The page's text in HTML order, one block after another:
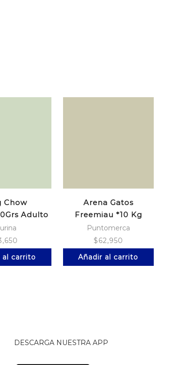
Chow
Adulto
al carrito
Arena Gatos
Freemiau *10 Kg
Puntomerca
$62,950
Añadir al carrito
DESCARGA NUESTRA APP